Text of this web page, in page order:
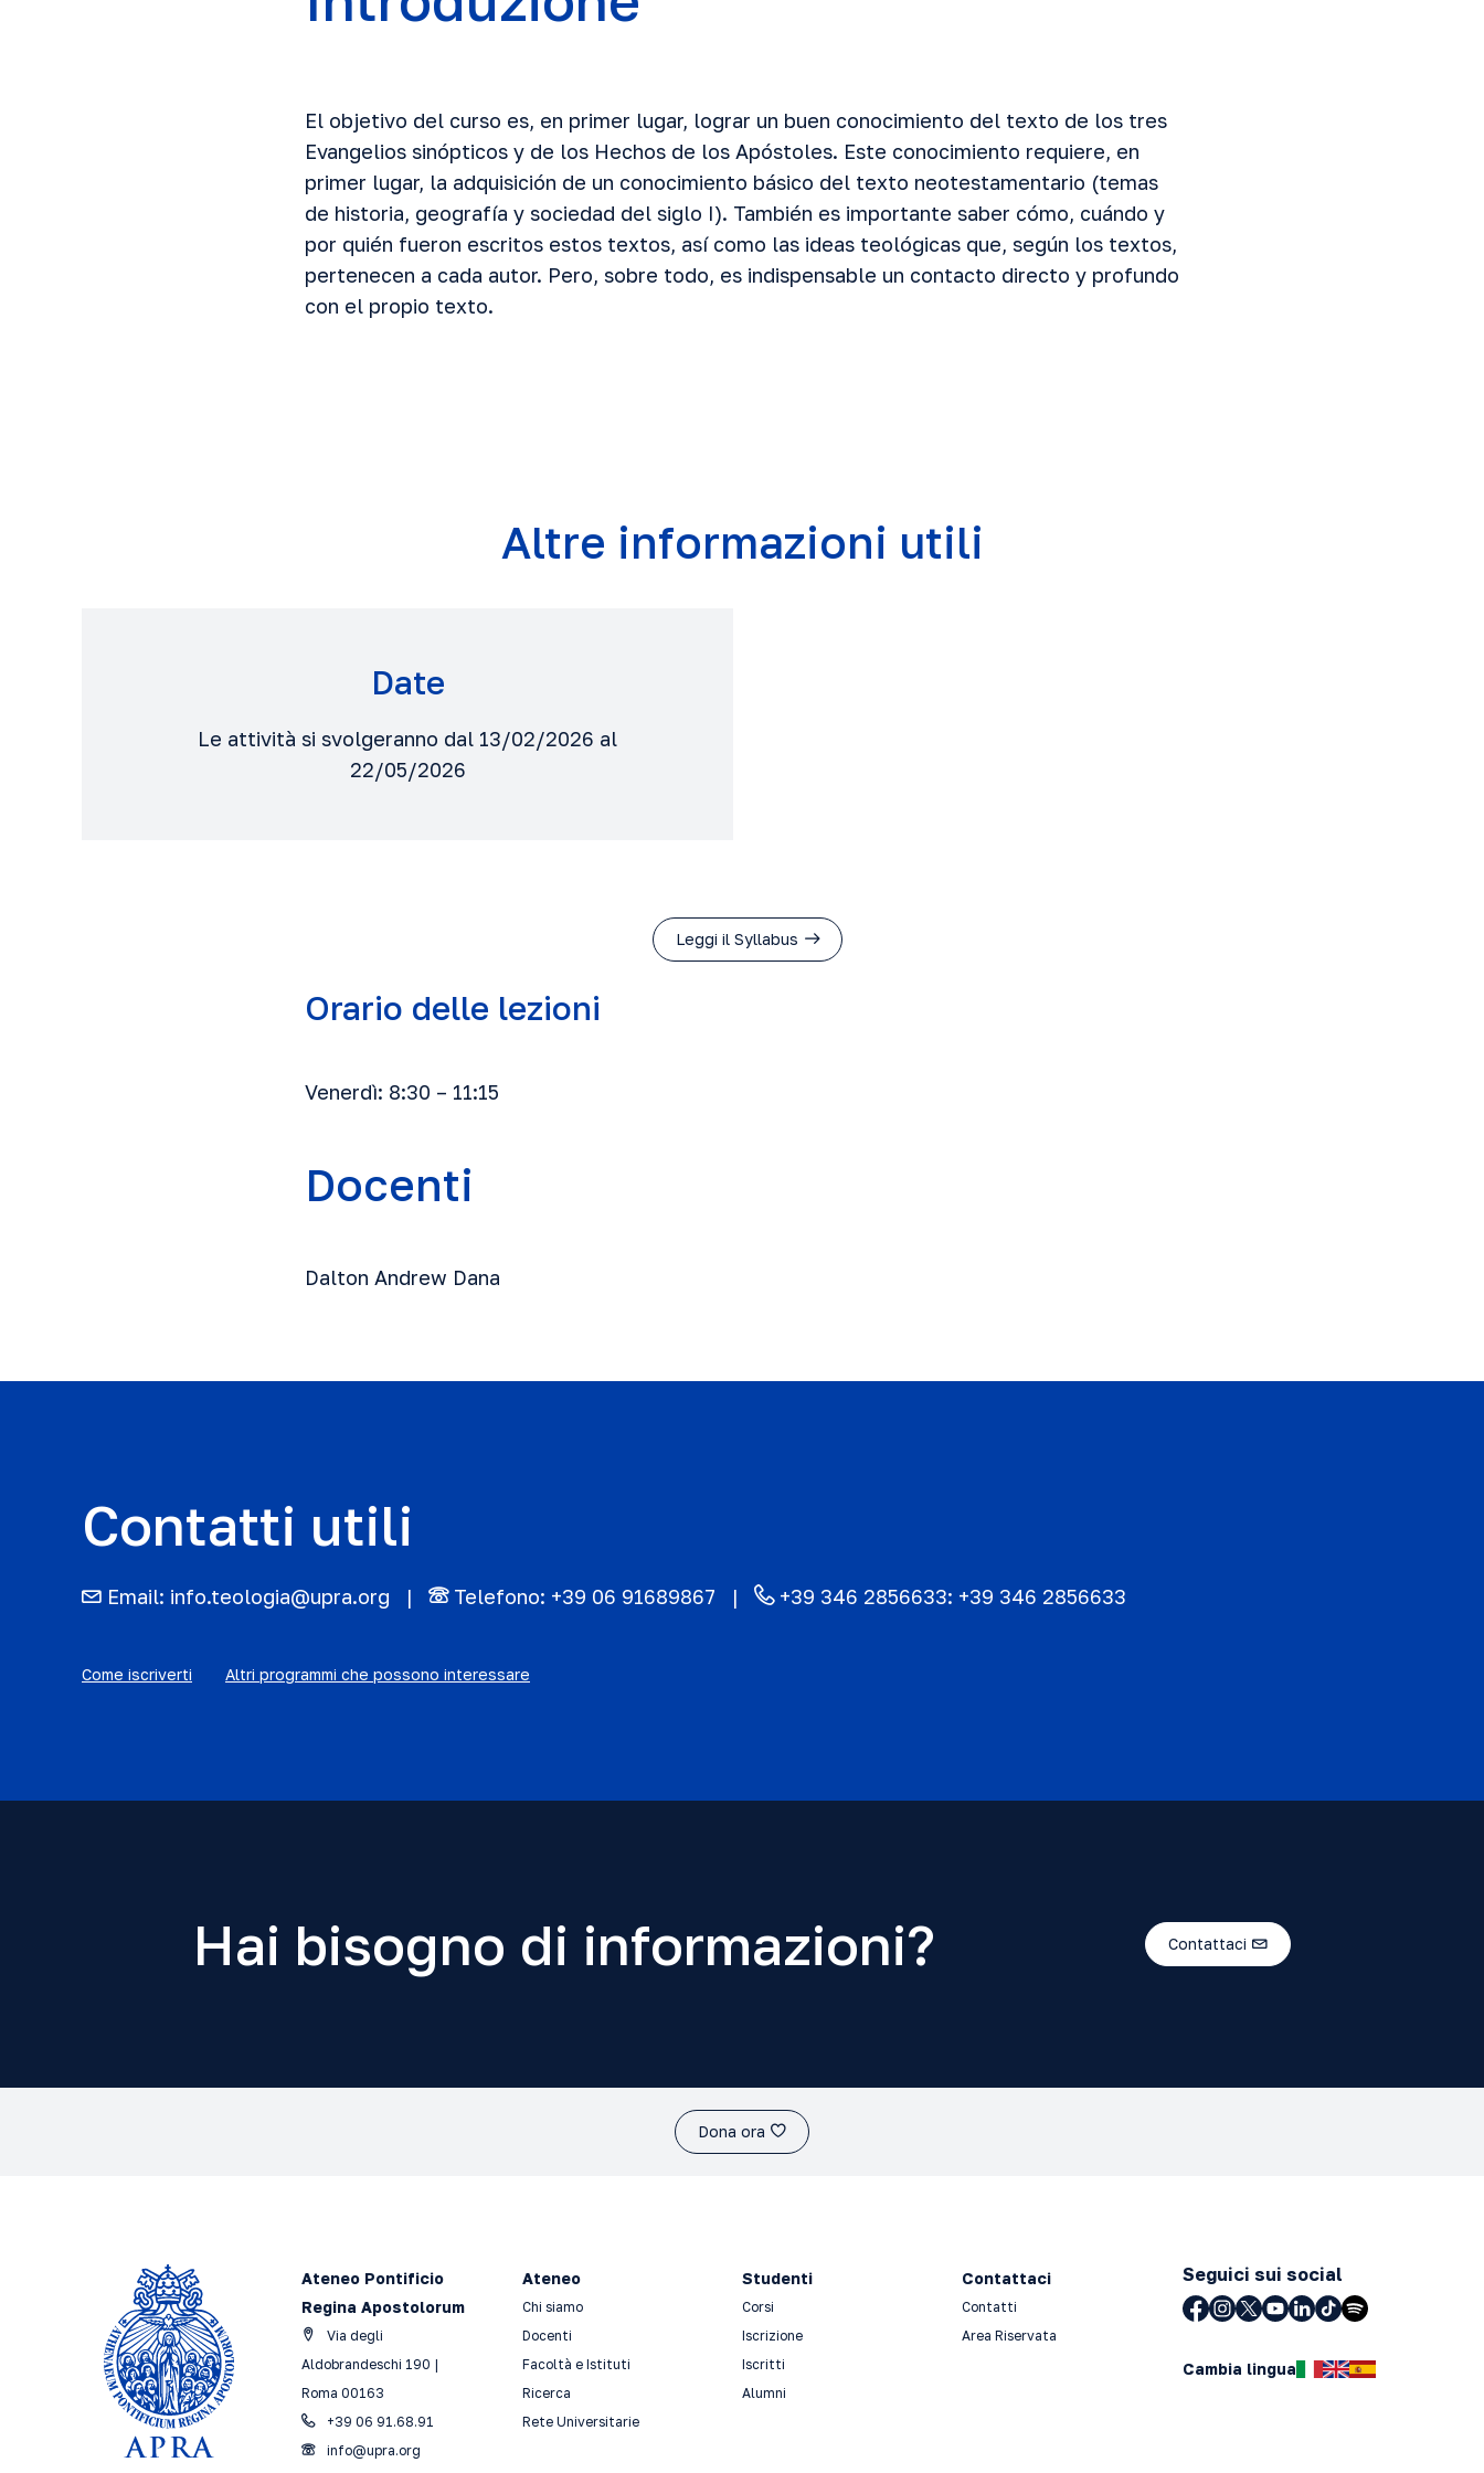
El objetivo del curso es, en primer lugar, lograr un buen conocimiento del texto de los tres
Evangelios sinópticos y de los Hechos de los Apóstoles. Este conocimiento requiere, en
primer lugar, la adquisición de un conocimiento básico del texto neotestamentario (temas
de historia, geografía y sociedad del siglo I). También es importante saber cómo, cuándo y
por quién fueron escritos estos textos, así como las ideas teológicas que, según los textos,
pertenecen a cada autor. Pero, sobre todo, es indispensable un contacto directo y profundo
con el propio texto.
Altre informazioni utili
Date
Le attività si svolgeranno dal 13/02/2026 al
22/05/2026
Leggi il Syllabus
Orario delle lezioni
Venerdì: 8:30 – 11:15
Docenti
Dalton Andrew Dana
Contatti utili
Email: info.teologia@upra.org Telefono: +39 06 91689867 +39 346 2856633: +39 346 2856633
Come iscriverti Altri programmi che possono interessare
Hai bisogno di informazioni? Contattaci
Dona ora
Ateneo Pontificio
Regina Apostolorum
Via degli
Aldobrandeschi 190 |
Roma 00163
+39 06 91.68.91
info@upra.org
Ateneo
Chi siamo
Docenti
Facoltà e Istituti
Ricerca
Rete Universitarie
Studenti
Corsi
Iscrizione
Iscritti
Alumni
Contattaci
Contatti
Area Riservata
Seguici sui social
Cambia lingua